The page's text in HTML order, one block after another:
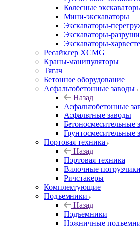
Колесные
Мини-экскаваторы
Экскаваторы-
Экскаваторы-
Экскаваторы-
Ресайклер XCMG
Краны-манипуляторы
Тягач
Бетонное оборудование
Асфальтобетонные заводы
Назад
Асфальтобетонные
Асфальтные заводы
Бетоносмесительные
Грунтосмесительные
Портовая техника
Назад
Портовая техника
Вилочные погрузчики
Ричстакеры
Комплектующие
Подъемники
Назад
Подъемники
Ножничные